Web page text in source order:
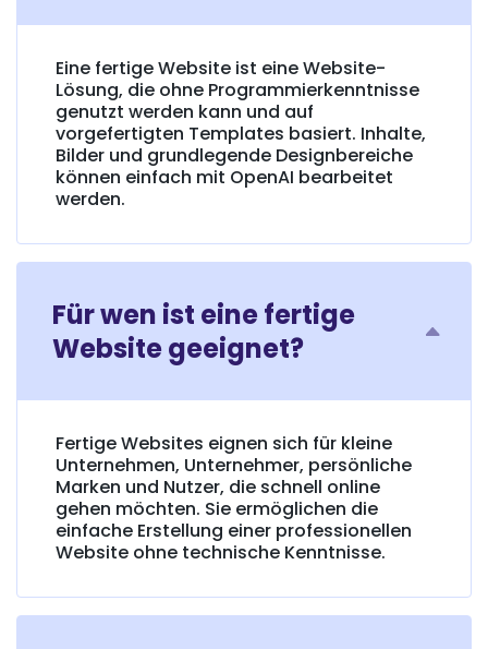
Eine fertige Website ist eine Website-
Lösung, die ohne Programmierkenntnisse
genutzt werden kann und auf
vorgefertigten Templates basiert. Inhalte,
Bilder und grundlegende Designbereiche
können einfach mit OpenAI bearbeitet
werden.
Für wen ist eine fertige
Website geeignet?
Fertige Websites eignen sich für kleine
Unternehmen, Unternehmer, persönliche
Marken und Nutzer, die schnell online
gehen möchten. Sie ermöglichen die
einfache Erstellung einer professionellen
Website ohne technische Kenntnisse.